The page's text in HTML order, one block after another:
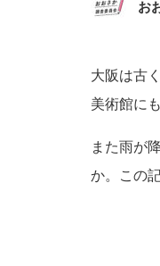
お
大阪は古
美術館に
また雨が
か。この